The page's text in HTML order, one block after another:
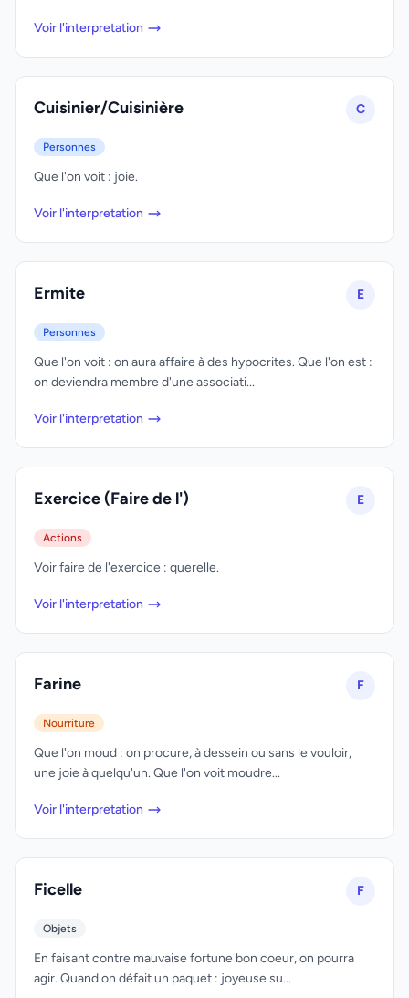
Voir l'interpretation
Cuisinier/Cuisinière C
Personnes
Que l'on voit : joie.
Voir l'interpretation
Ermite E
Personnes
Que l'on voit : on aura affaire à des hypocrites. Que l'on est :
on deviendra membre d'une associati...
Voir l'interpretation
Exercice (Faire de l') E
Actions
Voir faire de l'exercice : querelle.
Voir l'interpretation
Farine F
Nourriture
Que l'on moud : on procure, à dessein ou sans le vouloir,
une joie à quelqu'un. Que l'on voit moudre...
Voir l'interpretation
Ficelle F
Objets
En faisant contre mauvaise fortune bon coeur, on pourra
agir. Quand on défait un paquet : joyeuse su...